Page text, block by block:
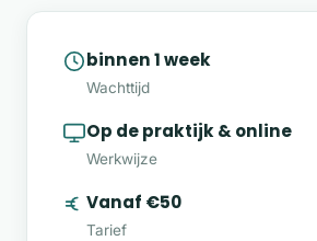
binnen 1 week
Wachttijd
Op de praktijk & online
Werkwijze
Vanaf €50
Tarief